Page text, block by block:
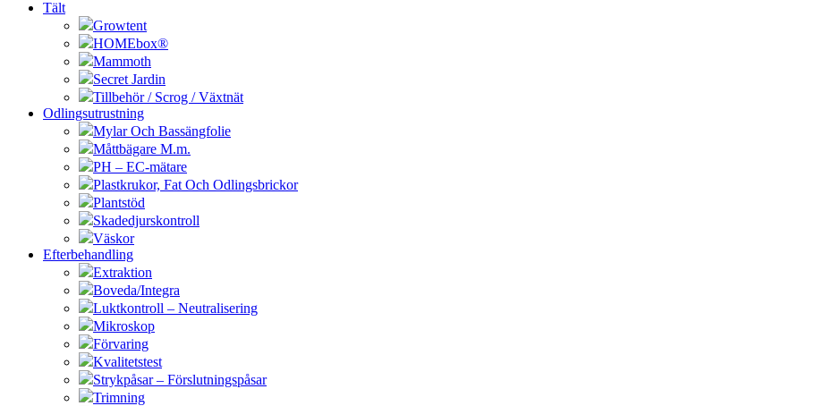
Tält
Growtent
HOMEbox®
Mammoth
Secret Jardin
Tillbehör / Scrog / Växtnät
Odlingsutrustning
Mylar Och Bassängfolie
Måttbägare M.m.
PH – EC-mätare
Plastkrukor, Fat Och Odlingsbrickor
Plantstöd
Skadedjurskontroll
Väskor
Efterbehandling
Extraktion
Boveda/Integra
Luktkontroll – Neutralisering
Mikroskop
Förvaring
Kvalitetstest
Strykpåsar – Förslutningspåsar
Trimning